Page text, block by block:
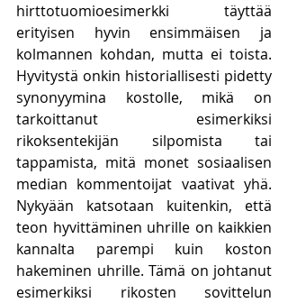
hirttotuomioesimerkki täyttää
erityisen hyvin ensimmäisen ja
kolmannen kohdan, mutta ei toista.
Hyvitystä onkin historiallisesti pidetty
synonyymina kostolle, mikä on
tarkoittanut esimerkiksi
rikoksentekijän silpomista tai
tappamista, mitä monet sosiaalisen
median kommentoijat vaativat yhä.
Nykyään katsotaan kuitenkin, että
teon hyvittäminen uhrille on kaikkien
kannalta parempi kuin koston
hakeminen uhrille. Tämä on johtanut
esimerkiksi rikosten sovittelun